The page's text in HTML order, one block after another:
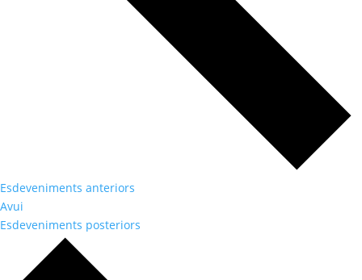
Esdeveniments anteriors
Avui
Esdeveniments posteriors